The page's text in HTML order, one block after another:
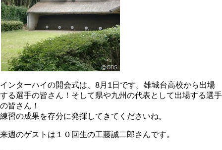
インターハイの開会式は、8月1日です。雄城台高校から出場
する選手の皆さん！そして県や九州の代表として出場する選手
の皆さん！
練習の成果を存分に発揮してきてくださいね。
来週のゲストは１０回生の工藤誠二郎さんです。